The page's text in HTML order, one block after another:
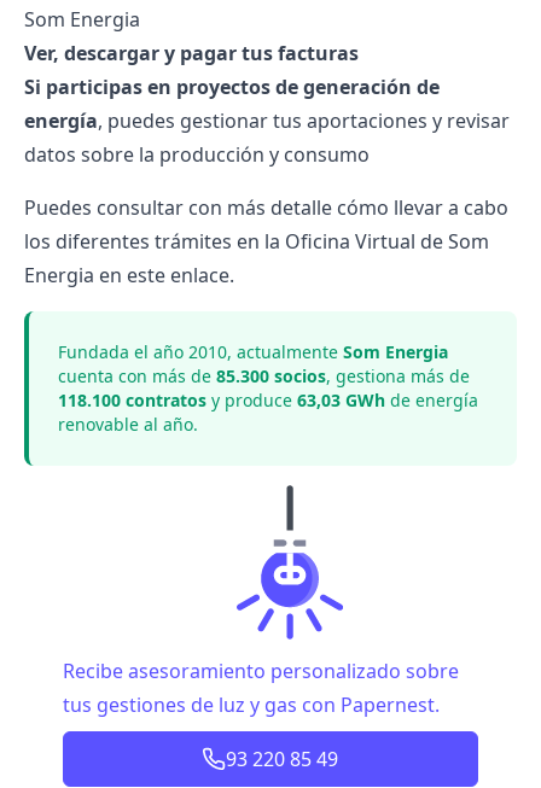
Som Energia
Ver, descargar y pagar tus facturas
Si participas en proyectos de generación de
energía, puedes gestionar tus aportaciones y revisar
datos sobre la producción y consumo
Puedes consultar con más detalle cómo llevar a cabo
los diferentes trámites en la Oficina Virtual de Som
Energia en este enlace.
Fundada el año 2010, actualmente Som Energia
cuenta con más de 85.300 socios, gestiona más de
118.100 contratos y produce 63,03 GWh de energía
renovable al año.
Recibe asesoramiento personalizado sobre
tus gestiones de luz y gas con Papernest.
93 220 85 49